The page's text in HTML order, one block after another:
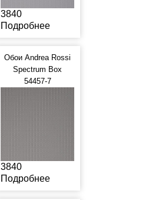
3840
Подробнее
Обои Andrea Rossi
Spectrum Box
54457-7
3840
Подробнее